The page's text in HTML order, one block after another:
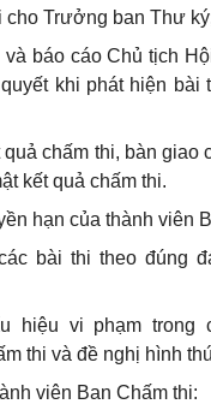
cho Trưởng ban Thư
báo cáo Chủ tịch
khi phát hiện bài
chấm thi, bàn giao
kết quả chấm thi.
hạn của thành viên
bài thi theo đúng
hiệu vi phạm trong
thi và đề nghị hình
viên Ban Chấm thi: